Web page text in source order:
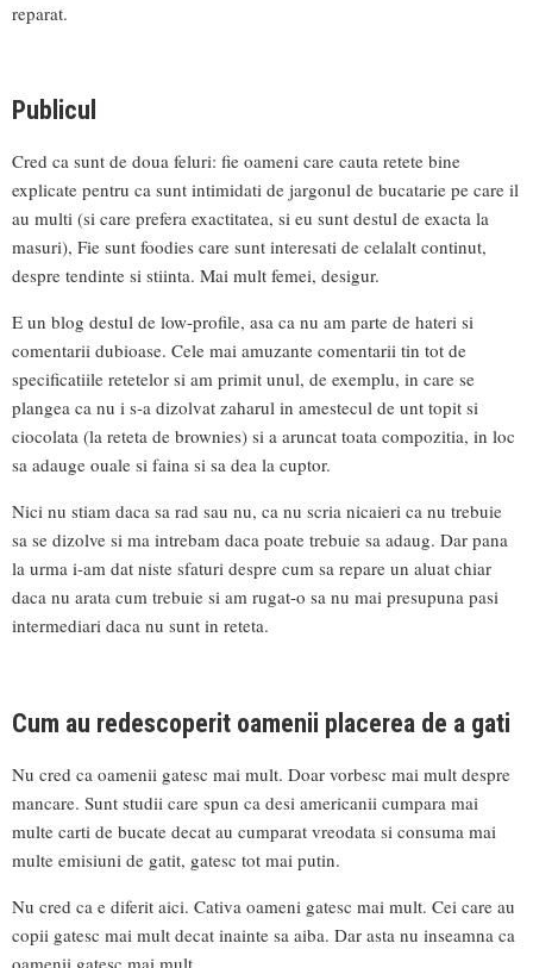
reparat.
Publicul
Cred ca sunt de doua feluri: fie oameni care cauta retete bine
explicate pentru ca sunt intimidati de jargonul de bucatarie pe care il
au multi (si care prefera exactitatea, si eu sunt destul de exacta la
masuri), Fie sunt foodies care sunt interesati de celalalt continut,
despre tendinte si stiinta. Mai mult femei, desigur.
E un blog destul de low-profile, asa ca nu am parte de hateri si
comentarii dubioase. Cele mai amuzante comentarii tin tot de
specificatiile retetelor si am primit unul, de exemplu, in care se
plangea ca nu i s-a dizolvat zaharul in amestecul de unt topit si
ciocolata (la reteta de brownies) si a aruncat toata compozitia, in loc
sa adauge ouale si faina si sa dea la cuptor.
Nici nu stiam daca sa rad sau nu, ca nu scria nicaieri ca nu trebuie
sa se dizolve si ma intrebam daca poate trebuie sa adaug. Dar pana
la urma i-am dat niste sfaturi despre cum sa repare un aluat chiar
daca nu arata cum trebuie si am rugat-o sa nu mai presupuna pasi
intermediari daca nu sunt in reteta.
Cum au redescoperit oamenii placerea de a gati
Nu cred ca oamenii gatesc mai mult. Doar vorbesc mai mult despre
mancare. Sunt studii care spun ca desi americanii cumpara mai
multe carti de bucate decat au cumparat vreodata si consuma mai
multe emisiuni de gatit, gatesc tot mai putin.
Nu cred ca e diferit aici. Cativa oameni gatesc mai mult. Cei care au
copii gatesc mai mult decat inainte sa aiba. Dar asta nu inseamna ca
oamenii gatesc mai mult.